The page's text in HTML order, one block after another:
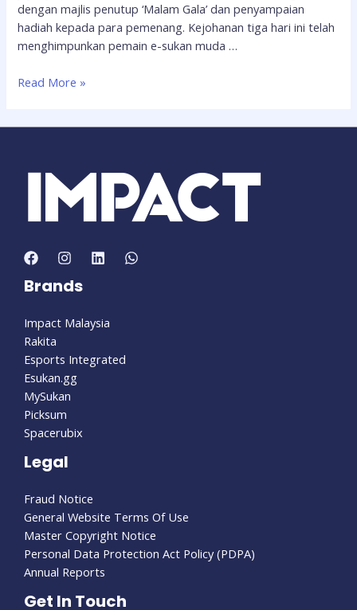
dengan majlis penutup ‘Malam Gala’ dan penyampaian
hadiah kepada para pemenang. Kejohanan tiga hari ini telah
menghimpunkan pemain e-sukan muda …
Read More »
Brands
Impact Malaysia
Rakita
Esports Integrated
Esukan.gg
MySukan
Picksum
Spacerubix
Legal
Fraud Notice
General Website Terms Of Use
Master Copyright Notice
Personal Data Protection Act Policy (PDPA)
Annual Reports
Get In Touch